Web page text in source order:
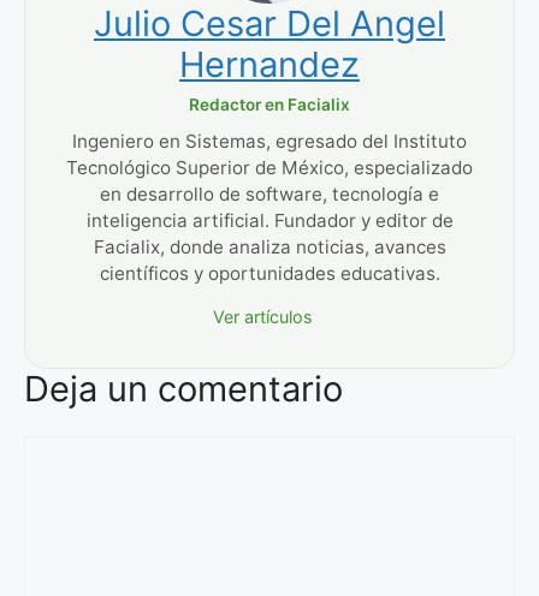
Julio Cesar Del Angel
Hernandez
Redactor en Facialix
Ingeniero en Sistemas, egresado del Instituto
Tecnológico Superior de México, especializado
en desarrollo de software, tecnología e
inteligencia artificial. Fundador y editor de
Facialix, donde analiza noticias, avances
científicos y oportunidades educativas.
Ver artículos
Deja un comentario